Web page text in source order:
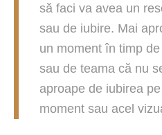
să faci va avea un
sau de iubire. Mai
un moment în timp
sau de teama că nu
aproape de iubirea
moment sau acel